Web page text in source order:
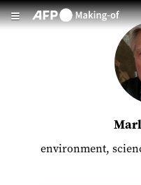
environment,